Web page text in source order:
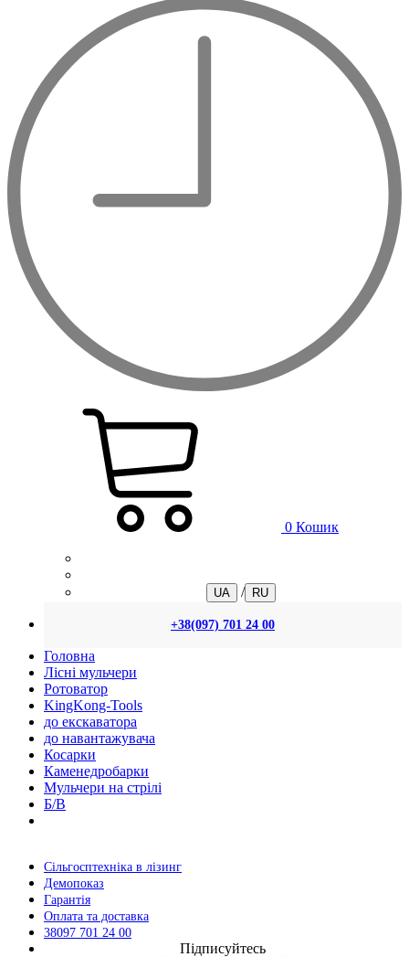
0 Кошик
UA / RU
+38(097) 701 24 00
Головна
Лісні мульчери
Ротоватор
KingKong-Tools
до екскаватора
до навантажувача
Косарки
Каменедробарки
Мульчери на стрілі
Б/В
Сільгосптехніка в лізинг
Демопоказ
Гарантія
Оплата та доставка
38097 701 24 00
Підписуйтесь